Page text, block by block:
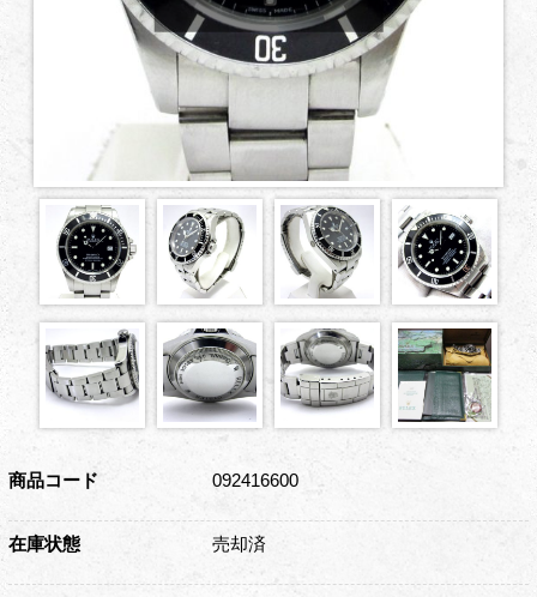
商品コード 092416600
在庫状態 売却済